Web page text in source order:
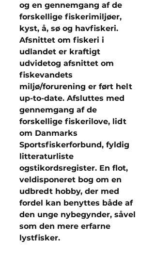
og en gennemgang af de
forskellige fiskerimiljøer,
kyst, å, sø og havfiskeri.
Afsnittet om fiskeri i
udlandet er kraftigt
udvidetog afsnittet om
fiskevandets
miljø/forurening er ført helt
up-to-date. Afsluttes med
gennemgang af de
forskellige fiskerilove, lidt
om Danmarks
Sportsfiskerforbund, fyldig
litteraturliste
ogstikordsregister. En flot,
veldisponeret bog om en
udbredt hobby, der med
fordel kan benyttes både af
den unge nybegynder, såvel
som den mere erfarne
lystfisker.